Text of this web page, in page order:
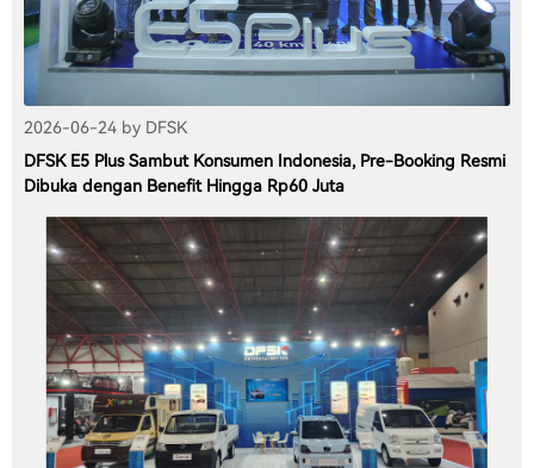
2026-06-24 by DFSK
DFSK E5 Plus Sambut Konsumen Indonesia, Pre-Booking Resmi
Dibuka dengan Benefit Hingga Rp60 Juta